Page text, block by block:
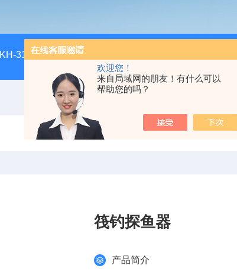
欢迎您！
来自局域网的朋友！有什么可以
帮助您的吗？
KH-3100新型全能型薄层色谱扫描仪
当前位置：首页
筏钓探鱼器
产品简介